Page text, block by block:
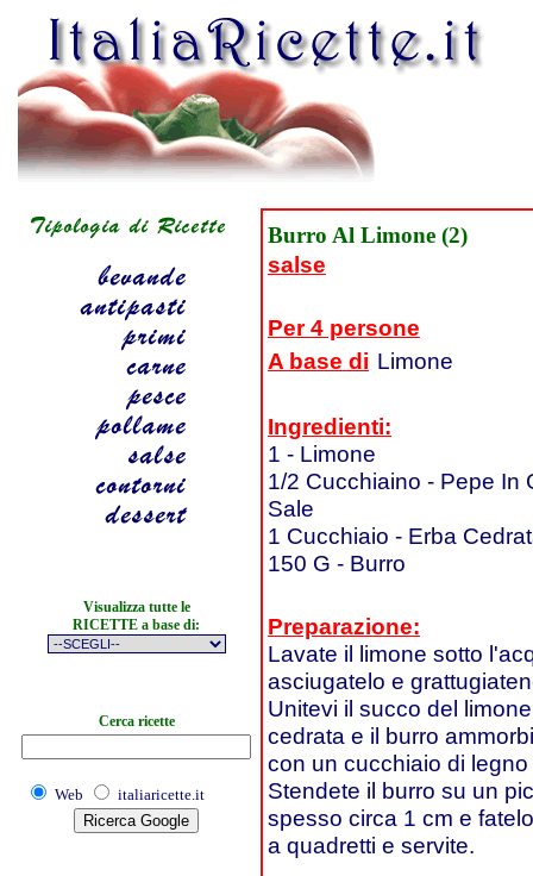
Visualizza tutte le
RICETTE a base di:
Cerca ricette
Web italiaricette.it
Burro Al Limone (2)
salse
Per 4 persone
A base di Limone
Ingredienti:
1 - Limone
1/2 Cucchiaino - Pepe In
Sale
1 Cucchiaio - Erba
150 G - Burro
Preparazione:
Lavate il limone sotto
asciugatelo e
Unitevi il succo del
cedrata e il burro
con un cucchiaio di
Stendete il burro su un
spesso circa 1 cm e
a quadretti e servite.